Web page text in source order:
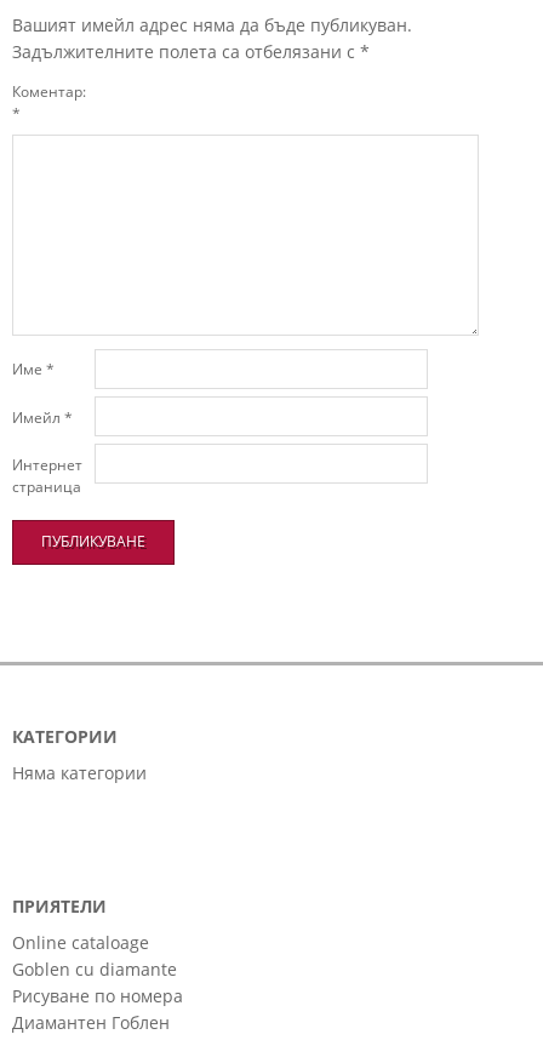
Вашият имейл адрес няма да бъде публикуван.
Задължителните полета са отбелязани с *
Коментар:
*
Име *
Имейл *
Интернет
страница
КАТЕГОРИИ
Няма категории
ПРИЯТЕЛИ
Online cataloage
Goblen cu diamante
Рисуване по номера
Диамантен Гоблен